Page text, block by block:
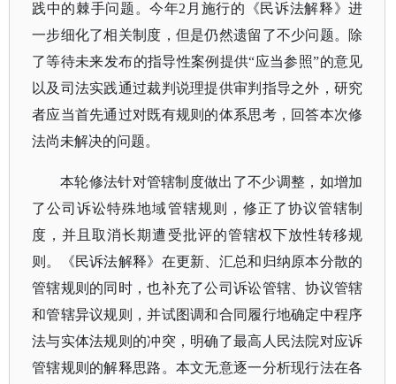
践中的棘手问题。今年2月施行的《民诉法解释》进
一步细化了相关制度，但是仍然遗留了不少问题。除
了等待未来发布的指导性案例提供“应当参照”的意见
以及司法实践通过裁判说理提供审判指导之外，研究
者应当首先通过对既有规则的体系思考，回答本次修
法尚未解决的问题。
本轮修法针对管辖制度做出了不少调整，如增加
了公司诉讼特殊地域管辖规则，修正了协议管辖制
度，并且取消长期遭受批评的管辖权下放性转移规
则。《民诉法解释》在更新、汇总和归纳原本分散的
管辖规则的同时，也补充了公司诉讼管辖、协议管辖
和管辖异议规则，并试图调和合同履行地确定中程序
法与实体法规则的冲突，明确了最高人民法院对应诉
管辖规则的解释思路。本文无意逐一分析现行法在各